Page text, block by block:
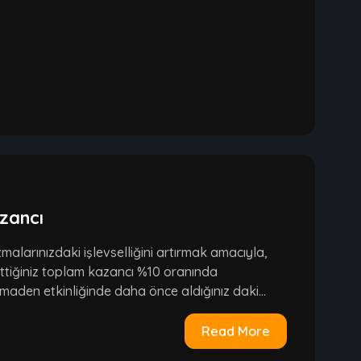
işlevselliğini artırmak amacıyla,
toplam kazancı %10 oranında
etkinliğinde daha önce aldığınız daki...
Read More